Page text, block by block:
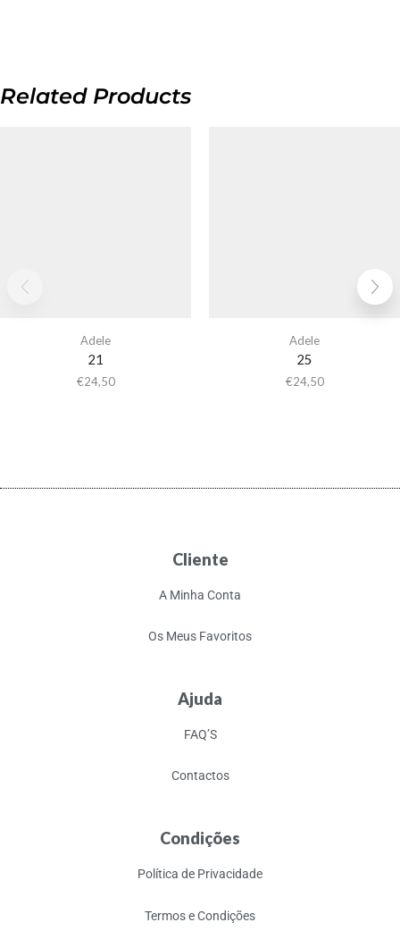
Related Products
Adele
21
€24,50
Adele
25
€24,50
Cliente
A Minha Conta
Os Meus Favoritos
Ajuda
FAQ’S
Contactos
Condições
Política de Privacidade
Termos e Condições